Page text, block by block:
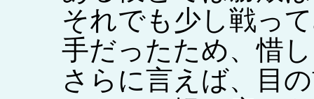
それでも少し戦っ
手だったため、惜
さらに言えば、目